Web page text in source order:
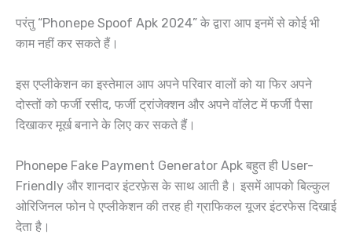
परंतु “Phonepe Spoof Apk 2024” के द्वारा आप इनमें से कोई भी
काम नहीं कर सकते हैं।
इस एप्लीकेशन का इस्तेमाल आप अपने परिवार वालों को या फिर अपने
दोस्तों को फर्जी रसीद, फर्जी ट्रांजेक्शन और अपने वॉलेट में फर्जी पैसा
दिखाकर मूर्ख बनाने के लिए कर सकते हैं।
Phonepe Fake Payment Generator Apk बहुत ही User-
Friendly और शानदार इंटरफ़ेस के साथ आती है। इसमें आपको बिल्कुल
ओरिजिनल फोन पे एप्लीकेशन की तरह ही ग्राफिकल यूजर इंटरफेस दिखाई
देता है।